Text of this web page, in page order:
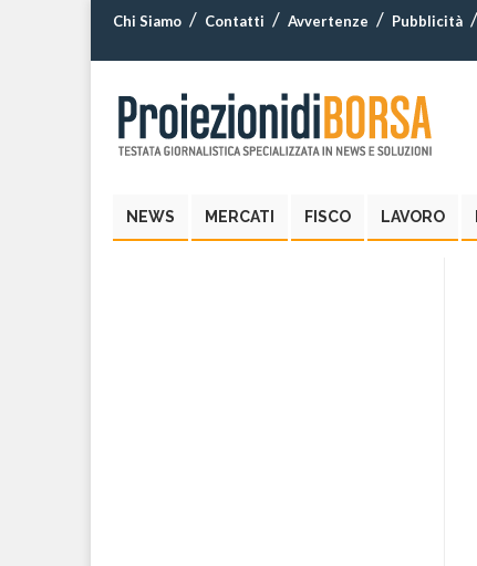
Chi Siamo Contatti Avvertenze Pubblicità
NEWS MERCATI FISCO LAVORO